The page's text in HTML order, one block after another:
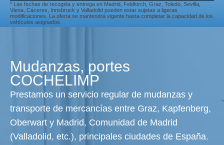
* Las fechas de recogida y entrega en Madrid, Feldkirch, Graz, Toledo, Sevilla,
Viena, Cáceres, Innsbruck y Valladolid pueden estar sujetas a ligeras
modificaciones. La oferta se mantendrá vigente hasta completar la capacidad de los
vehículos asignados.
Mudanzas, portes
COCHELIMP
Prestamos un servicio regular de mudanzas y
transporte de mercancías entre Graz, Kapfenberg,
Oberwart y Madrid, Comunidad de Madrid
(Valladolid, etc.), principales ciudades de España.